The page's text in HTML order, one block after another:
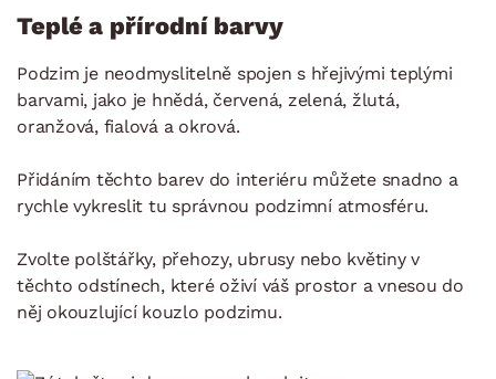
Teplé a přírodní barvy
Podzim je neodmyslitelně spojen s hřejivými teplými
barvami, jako je hnědá, červená, zelená, žlutá,
oranžová, fialová a okrová.
Přidáním těchto barev do interiéru můžete snadno a
rychle vykreslit tu správnou podzimní atmosféru.
Zvolte polštářky, přehozy, ubrusy nebo květiny v
těchto odstínech, které oživí váš prostor a vnesou do
něj okouzlující kouzlo podzimu.